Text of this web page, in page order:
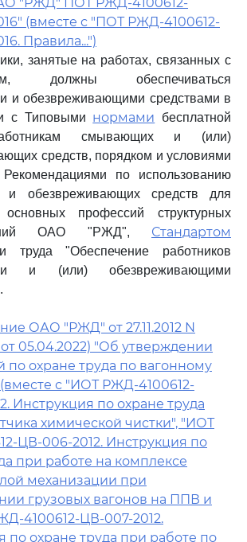
(вместе с "ПОТ РЖД-4100612-
Правила...")
занятые на работах, связанных с
должны обеспечиваться
и обезвреживающими средствами в
с Типовыми нормами бесплатной
смывающих и (или)
средств, порядком и условиями
по использованию
обезвреживающих средств для
основных профессий структурных
ОАО "РЖД", Стандартом
труда "Обеспечение работников
и (или) обезвреживающими
ОАО "РЖД" от 27.11.2012 N
05.04.2022) "Об утверждении
по охране труда по вагонному
(вместе с "ИОТ РЖД-4100612-
Инструкция по охране труда
химической чистки", "ИОТ
ЦВ-006-2012. Инструкция по
при работе на комплексе
механизации при
грузовых вагонов на ППВ и
4100612-ЦВ-007-2012.
по охране труда при работе по